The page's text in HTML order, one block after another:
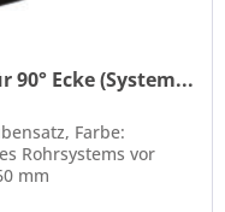
90° Ecke (System...
Farbe:
Rohrsystems vor
mm